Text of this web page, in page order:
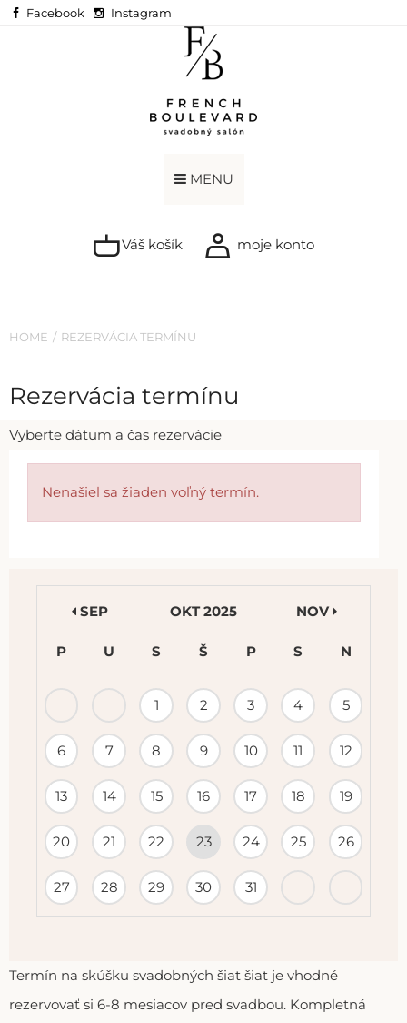
Facebook Instagram
MENU
Váš košík moje konto
HOME REZERVÁCIA TERMÍNU
Rezervácia termínu
Vyberte dátum a čas rezervácie
Nenašiel sa žiaden voľný termín.
KALENDÁR
PODUJATÍ
SEP OKT 2025 NOV
P U S Š P S N
1 2 3 4 5
6 7 8 9 10 11 12
13 14 15 16 17 18 19
20 21 22 23 24 25 26
27 28 29 30 31
Termín na skúšku svadobných šiat šiat je vhodné
rezervovať si 6-8 mesiacov pred svadbou. Kompletná